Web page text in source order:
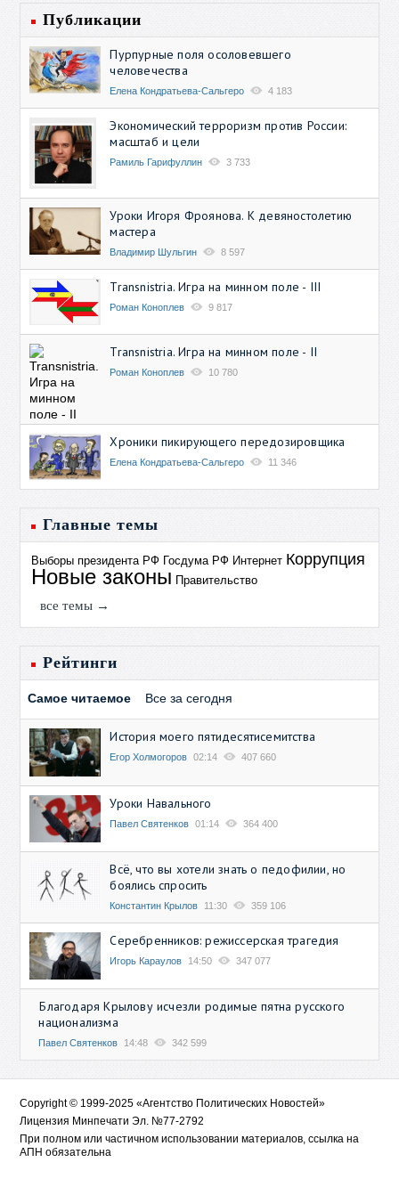
Публикации
Пурпурные поля осоловевшего
человечества
Елена Кондратьева-Сальгеро 4 183
Экономический терроризм против России:
масштаб и цели
Рамиль Гарифуллин 3 733
Уроки Игоря Фроянова. К девяностолетию
мастера
Владимир Шульгин 8 597
Transnistria. Игра на минном поле - III
Роман Коноплев 9 817
Transnistria. Игра на минном поле - II
Роман Коноплев 10 780
Хроники пикирующего передозировщика
Елена Кондратьева-Сальгеро 11 346
Главные темы
Выборы президента РФ Госдума РФ Интернет Коррупция
Новые законы Правительство
все темы →
Рейтинги
Самое читаемое Все за сегодня
История моего пятидесятисемитства
Егор Холмогоров 02:14 407 660
Уроки Навального
Павел Святенков 01:14 364 400
Всё, что вы хотели знать о педофилии, но
боялись спросить
Константин Крылов 11:30 359 106
Серебренников: режиссерская трагедия
Игорь Караулов 14:50 347 077
Благодаря Крылову исчезли родимые пятна русского
национализма
Павел Святенков 14:48 342 599
Copyright © 1999-2025 «Агентство Политических Новостей»
Лицензия Минпечати Эл. №77-2792
При полном или частичном использовании материалов, ссылка на
АПН обязательна